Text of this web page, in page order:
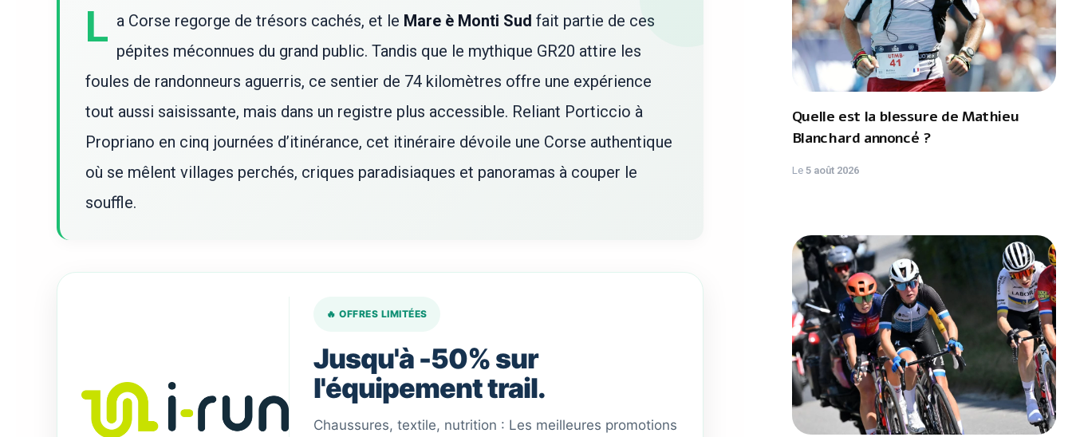
L a Corse regorge de trésors cachés, et le Mare è Monti Sud fait partie de ces
pépites méconnues du grand public. Tandis que le mythique GR20 attire les
foules de randonneurs aguerris, ce sentier de 74 kilomètres offre une expérience
tout aussi saisissante, mais dans un registre plus accessible. Reliant Porticcio à
Propriano en cinq journées d’itinérance, cet itinéraire dévoile une Corse authentique
où se mêlent villages perchés, criques paradisiaques et panoramas à couper le
souffle.
🔥 OFFRES LIMITÉES
Jusqu'à -50% sur
l'équipement trail.
Chaussures, textile, nutrition : Les meilleures promotions
Quelle est la blessure de Mathieu
Blanchard annoncé ?
Le 5 août 2026